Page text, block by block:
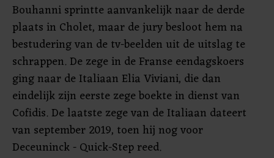
Bouhanni sprintte aanvankelijk naar de derde
plaats in Cholet, maar de jury besloot hem na
bestudering van de tv-beelden uit de uitslag te
schrappen. De zege in de Franse eendagskoers
ging naar de Italiaan Elia Viviani, die dan
eindelijk zijn eerste zege boekte in dienst van
Cofidis. De laatste zege van de Italiaan dateert
van september 2019, toen hij nog voor
Deceuninck - Quick-Step reed.